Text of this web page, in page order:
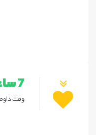
7 ساعت
وقت